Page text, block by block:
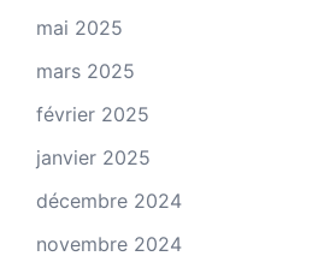
mai 2025
mars 2025
février 2025
janvier 2025
décembre 2024
novembre 2024